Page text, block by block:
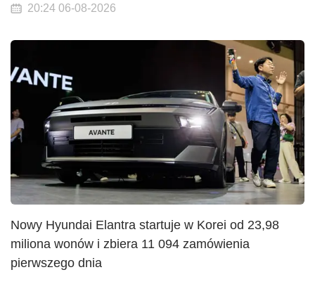
20:24 06-08-2026
Nowy Hyundai Elantra startuje w Korei od 23,98
miliona wonów i zbiera 11 094 zamówienia
pierwszego dnia